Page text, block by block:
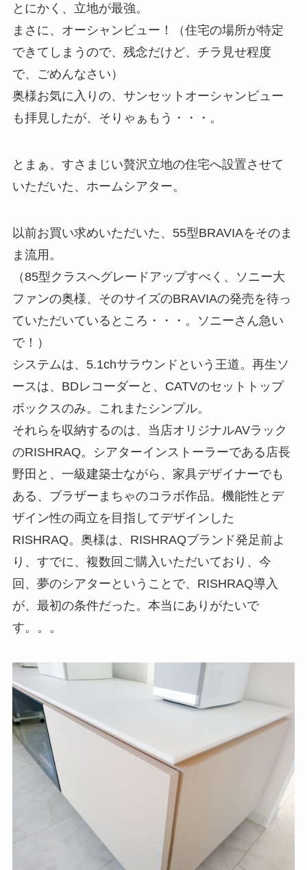
とにかく、立地が最強。
まさに、オーシャンビュー！（住宅の場所が特定
できてしまうので、残念だけど、チラ見せ程度
で、ごめんなさい）
奥様お気に入りの、サンセットオーシャンビュー
も拝見したが、そりゃぁもう・・・。
とまぁ、すさまじい贅沢立地の住宅へ設置させて
いただいた、ホームシアター。
以前お買い求めいただいた、55型BRAVIAをそのま
ま流用。
（85型クラスへグレードアップすべく、ソニー大
ファンの奥様、そのサイズのBRAVIAの発売を待っ
ていただいているところ・・・。ソニーさん急い
で！）
システムは、5.1chサラウンドという王道。再生ソ
ースは、BDレコーダーと、CATVのセットトップ
ボックスのみ。これまたシンプル。
それらを収納するのは、当店オリジナルAVラック
のRISHRAQ。シアターインストーラーである店長
野田と、一級建築士ながら、家具デザイナーでも
ある、ブラザーまちゃのコラボ作品。機能性とデ
ザイン性の両立を目指してデザインした
RISHRAQ。奥様は、RISHRAQブランド発足前よ
り、すでに、複数回ご購入いただいており、今
回、夢のシアターということで、RISHRAQ導入
が、最初の条件だった。本当にありがたいで
す。。。